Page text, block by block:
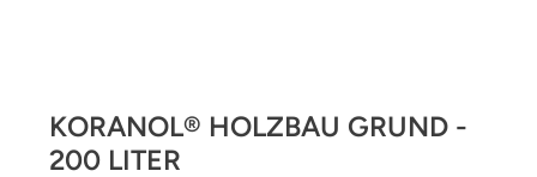
KORANOL® HOLZBAU GRUND -
200 LITER